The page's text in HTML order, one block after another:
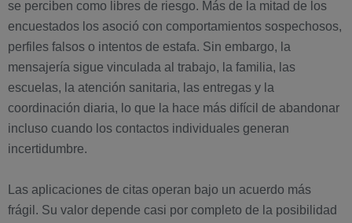
se perciben como libres de riesgo. Más de la mitad de los
encuestados los asoció con comportamientos sospechosos,
perfiles falsos o intentos de estafa. Sin embargo, la
mensajería sigue vinculada al trabajo, la familia, las
escuelas, la atención sanitaria, las entregas y la
coordinación diaria, lo que la hace más difícil de abandonar
incluso cuando los contactos individuales generan
incertidumbre.
Las aplicaciones de citas operan bajo un acuerdo más
frágil. Su valor depende casi por completo de la posibilidad